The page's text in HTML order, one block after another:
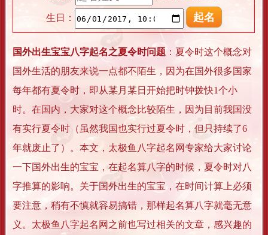
生日：
国外出生宝宝八字起名之夏令时问题：夏令时这个概念对
国外生活的朋友来说一点都不陌生，因为在国外很多国家
每年都有夏令时，即从某月某日开始把时钟拨快1个小
时。在国内，大家对这个概念比较陌生，因为目前我国没
有实行夏令时（虽然我国也实行过夏令时，但只持续了6
年就废止了）。本文，太极鱼八字起名网专家给大家讨论
一下国外出生的宝宝，在起名算八字的时候，夏令时对八
字推算的影响。关于国外出生的宝宝，在时间计算上必须
要注意，稍有不慎就容易搞错，那样起名算八字就毫无意
义。太极鱼八字起名网之前也写过相关的文章，感兴趣的